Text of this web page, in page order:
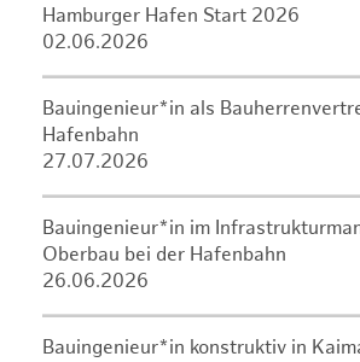
Hamburger Hafen Start 2026
02.06.2026
Bauingenieur*in als
Hafenbahn
27.07.2026
Bauingenieur*in im
Oberbau bei der Hafenbahn
26.06.2026
Bauingenieur*in konstruktiv in